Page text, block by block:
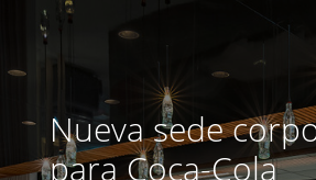
Nueva sede
para Coca-Cola